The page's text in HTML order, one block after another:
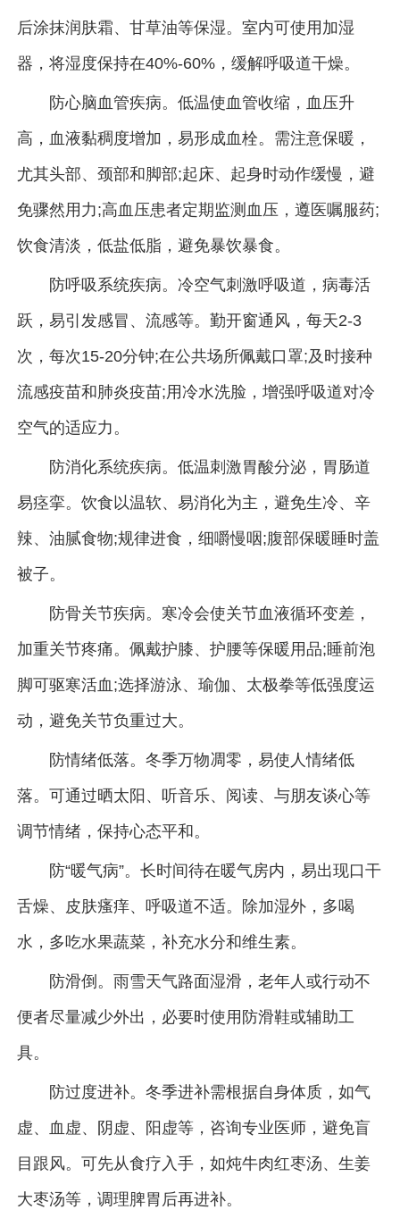
后涂抹润肤霜、甘草油等保湿。室内可使用加湿
器，将湿度保持在40%-60%，缓解呼吸道干燥。
防心脑血管疾病。低温使血管收缩，血压升
高，血液黏稠度增加，易形成血栓。需注意保暖，
尤其头部、颈部和脚部;起床、起身时动作缓慢，避
免骤然用力;高血压患者定期监测血压，遵医嘱服药;
饮食清淡，低盐低脂，避免暴饮暴食。
防呼吸系统疾病。冷空气刺激呼吸道，病毒活
跃，易引发感冒、流感等。勤开窗通风，每天2-3
次，每次15-20分钟;在公共场所佩戴口罩;及时接种
流感疫苗和肺炎疫苗;用冷水洗脸，增强呼吸道对冷
空气的适应力。
防消化系统疾病。低温刺激胃酸分泌，胃肠道
易痉挛。饮食以温软、易消化为主，避免生冷、辛
辣、油腻食物;规律进食，细嚼慢咽;腹部保暖睡时盖
被子。
防骨关节疾病。寒冷会使关节血液循环变差，
加重关节疼痛。佩戴护膝、护腰等保暖用品;睡前泡
脚可驱寒活血;选择游泳、瑜伽、太极拳等低强度运
动，避免关节负重过大。
防情绪低落。冬季万物凋零，易使人情绪低
落。可通过晒太阳、听音乐、阅读、与朋友谈心等
调节情绪，保持心态平和。
防“暖气病”。长时间待在暖气房内，易出现口干
舌燥、皮肤瘙痒、呼吸道不适。除加湿外，多喝
水，多吃水果蔬菜，补充水分和维生素。
防滑倒。雨雪天气路面湿滑，老年人或行动不
便者尽量减少外出，必要时使用防滑鞋或辅助工
具。
防过度进补。冬季进补需根据自身体质，如气
虚、血虚、阴虚、阳虚等，咨询专业医师，避免盲
目跟风。可先从食疗入手，如炖牛肉红枣汤、生姜
大枣汤等，调理脾胃后再进补。